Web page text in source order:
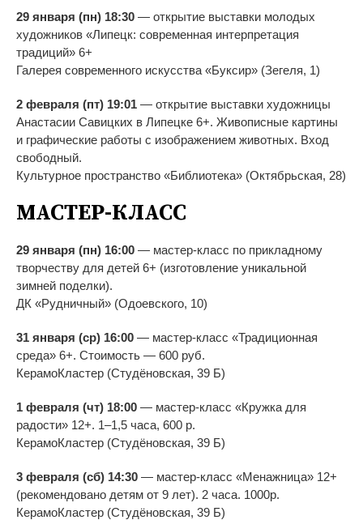
29 января (пн) 18:30 — открытие выставки молодых
художников «Липецк: современная интерпретация
традиций» 6+
Галерея современного искусства «Буксир» (Зегеля, 1)
2 февраля (пт) 19:01 — открытие выставки художницы
Анастасии Савицких в Липецке 6+. Живописные картины
и графические работы с изображением животных. Вход
свободный.
Культурное пространство «Библиотека» (Октябрьская, 28)
МАСТЕР-КЛАСС
29 января (пн) 16:00 — мастер-класс по прикладному
творчеству для детей 6+ (изготовление уникальной
зимней поделки).
ДК «Рудничный» (Одоевского, 10)
31 января (ср) 16:00 — мастер-класс «Традиционная
среда» 6+. Стоимость — 600 руб.
КерамоКластер (Студёновская, 39 Б)
1 февраля (чт) 18:00 — мастер-класс «Кружка для
радости» 12+. 1–1,5 часа, 600 р.
КерамоКластер (Студёновская, 39 Б)
3 февраля (сб) 14:30 — мастер-класс «Менажница» 12+
(рекомендовано детям от 9 лет). 2 часа. 1000р.
КерамоКластер (Студёновская, 39 Б)